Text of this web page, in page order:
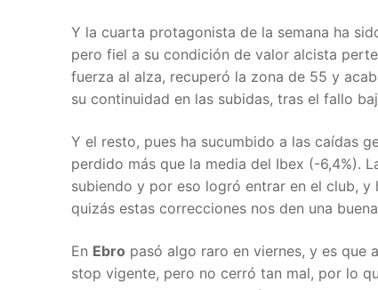
Y la cuarta protagonista de la semana ha
pero fiel a su condición de valor alcista
fuerza al alza, recuperó la zona de 55 y
su continuidad en las subidas, tras el fallo
Y el resto, pues ha sucumbido a las caídas
perdido más que la media del Ibex (-6,4%).
subiendo y por eso logró entrar en el club,
quizás estas correcciones nos den una
En Ebro pasó algo raro en viernes, y es
stop vigente, pero no cerró tan mal, por lo